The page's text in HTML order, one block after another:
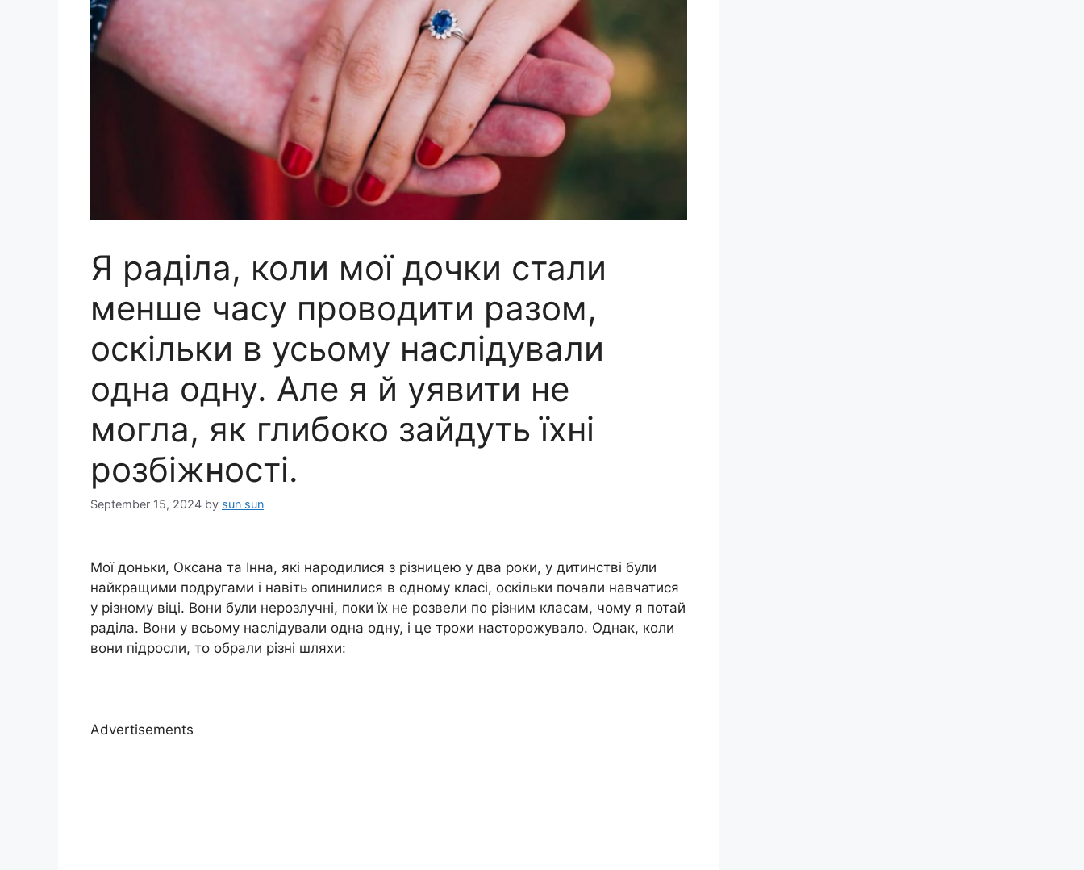
Я раділа, коли мої дочки стали
менше часу проводити разом,
оскільки в усьому наслідували
одна одну. Але я й уявити не
могла, як глибоко зайдуть їхні
розбіжності.
September 15, 2024 by sun sun
Мої доньки, Оксана та Інна, які народилися з різницею у два роки, у дитинстві були
найкращими подругами і навіть опинилися в одному класі, оскільки почали навчатися
у різному віці. Вони були нерозлучні, поки їх не розвели по різним класам, чому я потай
раділа. Вони у всьому наслідували одна одну, і це трохи насторожувало. Однак, коли
вони підросли, то обрали різні шляхи:
Advertisements